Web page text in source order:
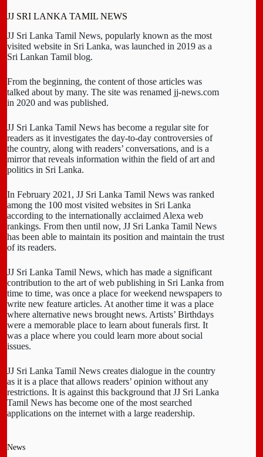
JJ SRI LANKA TAMIL NEWS
JJ Sri Lanka Tamil News, popularly known as the most
visited website in Sri Lanka, was launched in 2019 as a
Sri Lankan Tamil blog.
From the beginning, the content of those articles was
talked about by many. The site was renamed jj-news.com
in 2020 and was published.
JJ Sri Lanka Tamil News has become a regular site for
readers as it investigates the day-to-day controversies of
the country, along with readers’ conversations, and is a
mirror that reveals information within the field of art and
politics in Sri Lanka.
In February 2021, JJ Sri Lanka Tamil News was ranked
among the 100 most visited websites in Sri Lanka
according to the internationally acclaimed Alexa web
rankings. From then until now, JJ Sri Lanka Tamil News
has been able to maintain its position and maintain the trust
of its readers.
JJ Sri Lanka Tamil News, which has made a significant
contribution to the art of web publishing in Sri Lanka from
time to time, was once a place for weekend newspapers to
write new feature articles. At another time it was a place
where alternative news brought news. Artists’ Birthdays
were a memorable place to learn about funerals first. It
was a place where you could learn more about social
issues.
JJ Sri Lanka Tamil News creates dialogue in the country
as it is a place that allows readers’ opinion without any
restrictions. It is against this background that JJ Sri Lanka
Tamil News has become one of the most searched
applications on the internet with a large readership.
News